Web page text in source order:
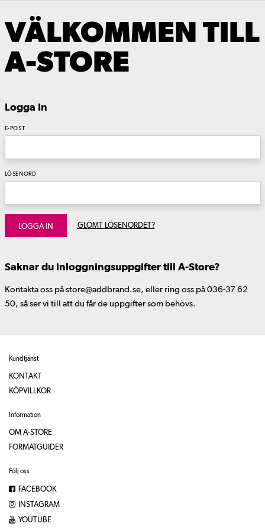
VÄLKOMMEN TILL
A-STORE
Logga In
E-POST
LÖSENORD
LOGGA IN GLÖMT LÖSENORDET?
Saknar du inloggningsuppgifter till A-Store?
Kontakta oss på store@addbrand.se, eller ring oss på 036-37 62
50, så ser vi till att du får de uppgifter som behövs.
Kundtjänst
KONTAKT
KÖPVILLKOR
Information
OM A-STORE
FORMATGUIDER
Följ oss
FACEBOOK
INSTAGRAM
YOUTUBE